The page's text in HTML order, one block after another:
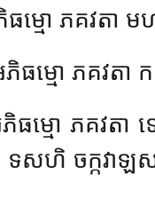
ម្មោ ភគវតា
ធម្មោ ភគវតា
ធម្មោ ភគវតា
ទសហិ ចក្កវា